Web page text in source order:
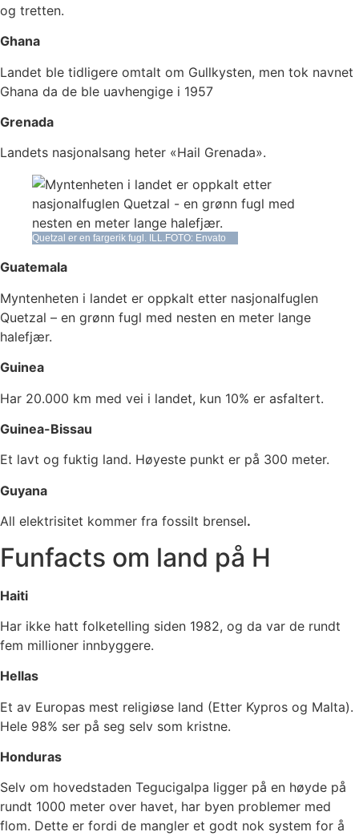
og tretten.
Ghana
Landet ble tidligere omtalt om Gullkysten, men tok navnet
Ghana da de ble uavhengige i 1957
Grenada
Landets nasjonalsang heter «Hail Grenada».
Quetzal er en fargerik fugl. ILL.FOTO: Envato
Guatemala
Myntenheten i landet er oppkalt etter nasjonalfuglen
Quetzal – en grønn fugl med nesten en meter lange
halefjær.
Guinea
Har 20.000 km med vei i landet, kun 10% er asfaltert.
Guinea-Bissau
Et lavt og fuktig land. Høyeste punkt er på 300 meter.
Guyana
All elektrisitet kommer fra fossilt brensel.
Funfacts om land på H
Haiti
Har ikke hatt folketelling siden 1982, og da var de rundt
fem millioner innbyggere.
Hellas
Et av Europas mest religiøse land (Etter Kypros og Malta).
Hele 98% ser på seg selv som kristne.
Honduras
Selv om hovedstaden Tegucigalpa ligger på en høyde på
rundt 1000 meter over havet, har byen problemer med
flom. Dette er fordi de mangler et godt nok system for å